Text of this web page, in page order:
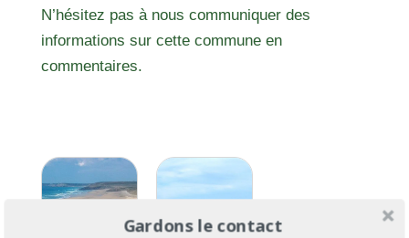
N’hésitez pas à nous communiquer des
informations sur cette commune en
commentaires.
Gardons le contact